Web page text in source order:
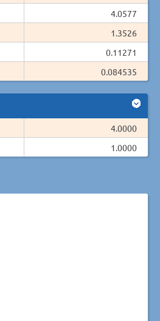
4.0577
1.3526
0.11271
0.084535
4.0000
1.0000